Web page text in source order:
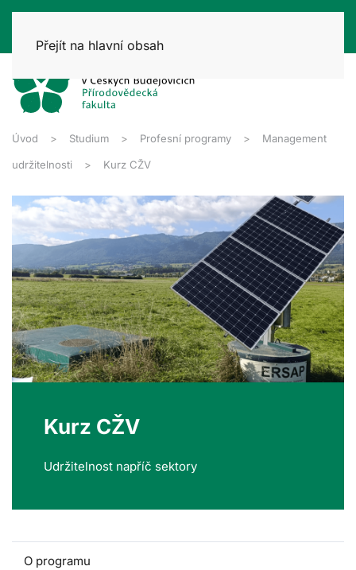
Přejít na hlavní obsah
Úvod Studium Profesní programy Management
udržitelnosti Kurz CŽV
Kurz CŽV
Udržitelnost napříč sektory
O programu